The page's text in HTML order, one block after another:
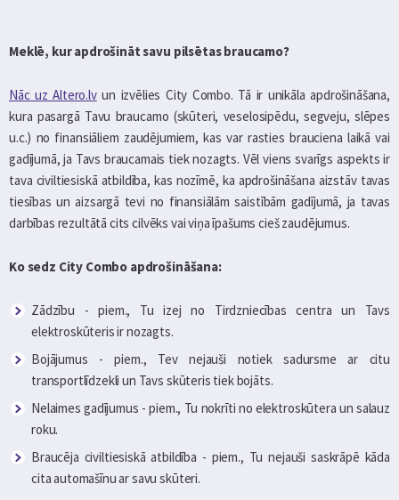
Meklē, kur apdrošināt savu pilsētas braucamo?
Nāc uz Altero.lvun izvēlies City Combo. Tā ir unikāla apdrošināšana,
kura pasargā Tavu braucamo (skūteri, veselosipēdu, segveju, slēpes
u.c.) no finansiāliem zaudējumiem, kas var rasties brauciena laikā vai
gadījumā, ja Tavs braucamais tiek nozagts. Vēl viens svarīgs aspekts ir
tava civiltiesiskā atbildība, kas nozīmē, ka apdrošināšana aizstāv tavas
tiesības un aizsargā tevi no finansiālām saistībām gadījumā, ja tavas
darbības rezultātā cits cilvēks vai viņa īpašums cieš zaudējumus.
Ko sedz City Combo apdrošināšana:
Zādzību - piem., Tu izej no Tirdzniecības centra un Tavs
elektroskūteris ir nozagts.
Bojājumus - piem., Tev nejauši notiek sadursme ar citu
transportlīdzekli un Tavs skūteris tiek bojāts.
Nelaimes gadījumus - piem., Tu nokrīti no elektroskūtera un salauz
roku.
Braucēja civiltiesiskā atbildība - piem., Tu nejauši saskrāpē kāda
cita automašīnu ar savu skūteri.